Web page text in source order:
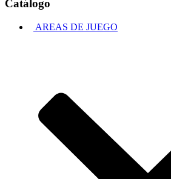
Catálogo
AREAS DE JUEGO